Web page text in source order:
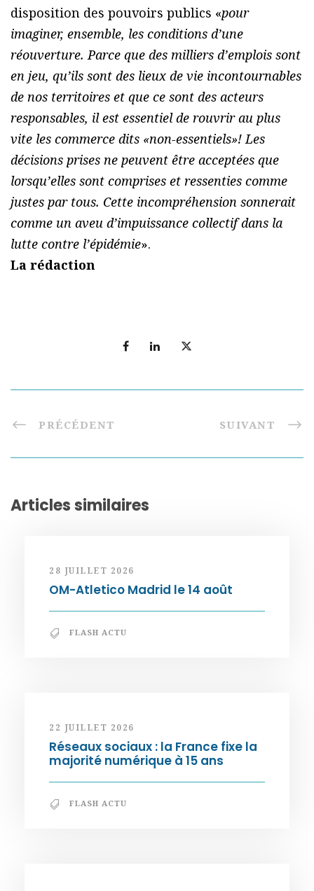
disposition des pouvoirs publics «pour
imaginer, ensemble, les conditions d’une
réouverture. Parce que des milliers d’emplois sont
en jeu, qu’ils sont des lieux de vie incontournables
de nos territoires et que ce sont des acteurs
responsables, il est essentiel de rouvrir au plus
vite les commerce dits «non-essentiels»! Les
décisions prises ne peuvent être acceptées que
lorsqu’elles sont comprises et ressenties comme
justes par tous. Cette incompréhension sonnerait
comme un aveu d’impuissance collectif dans la
lutte contre l’épidémie».
La rédaction
PRÉCÉDENT SUIVANT
Articles similaires
28 JUILLET 2026
OM-Atletico Madrid le 14 août
FLASH ACTU
22 JUILLET 2026
Réseaux sociaux : la France fixe la
majorité numérique à 15 ans
FLASH ACTU